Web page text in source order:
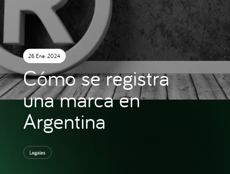
26 Ene. 2024
Cómo se registra
una marca en
Argentina
Legales